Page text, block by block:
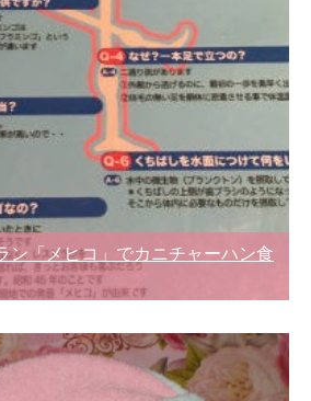
ン「メヒコ」でカニチャーハン食